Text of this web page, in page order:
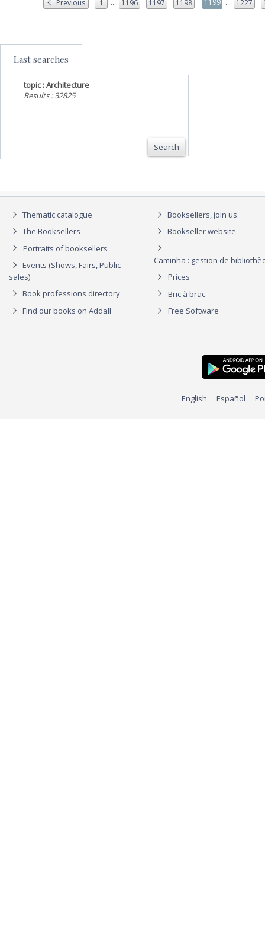
Previous 1 1196 1197 1198 1199 1227
Last searches
topic : Architecture
Results : 32825
Search
Thematic catalogue
The Booksellers
Portraits of booksellers
Events (Shows, Fairs, Public
sales)
Book professions directory
Find our books on Addall
Booksellers, join us
Bookseller website
Caminha : gestion de
Prices
Bric à brac
Free Software
English Español